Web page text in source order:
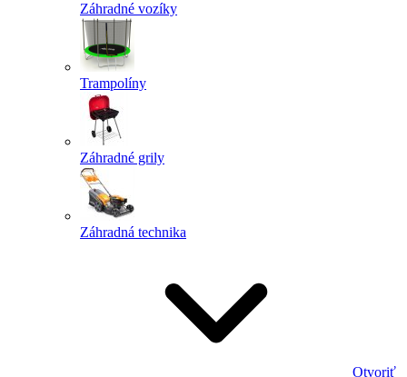
Záhradné vozíky
Trampolíny
Záhradné grily
Záhradná technika
Otvoriť